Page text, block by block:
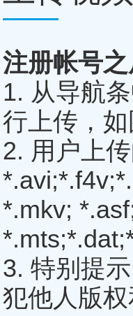
注册帐号
1. 从导航
行上传，
2. 用户上
*.mkv;
3. 特别提
犯他人版